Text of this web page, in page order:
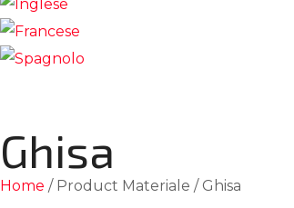
Ghisa
Home / Product Materiale / Ghisa